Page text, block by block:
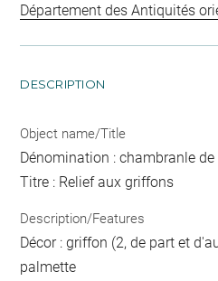
Département des Antiquités
DESCRIPTION
Object name/Title
Dénomination : chambranle
Titre : Relief aux griffons
Description/Features
Décor : griffon (2, de part et
palmette